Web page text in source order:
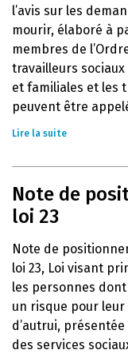
l’avis sur les
mourir, élaboré à
membres de
travailleurs
et familiales et les
peuvent être
Lire la suite
Note de
loi 23
Note de
loi 23, Loi visant
les personnes
un risque pour
d’autrui,
des services